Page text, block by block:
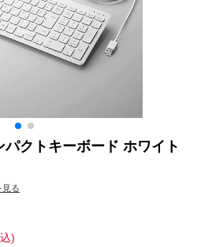
クトキーボード ホワイト
見る
)